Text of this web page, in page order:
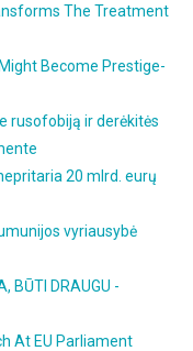
The Treatment
Become Prestige-
rusofobiją ir derėkitės
20 mlrd. eurų
vyriausybė
BŪTI DRAUGU -
At EU Parliament